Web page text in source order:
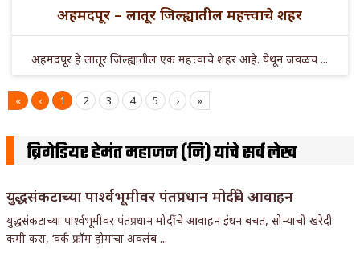
अहमदपूर – लातूर जिल्ह्यातील महत्त्वाचे शहर
अहमदपूर हे लातूर जिल्ह्यातील एक महत्त्वाचे शहर आहे. येथून जवळच ...
« ‹ 1 2 3 4 5 › »
ब्रिगेडियर हेमंत महाजन (नि) यांचे सर्व लेख
युद्धसंकटाच्या पार्श्वभूमीवर पंतप्रधान मोदींचे आवाहन
युद्धसंकटाच्या पार्श्वभूमीवर पंतप्रधान मोदींचे आवाहन इंधन बचत, सोन्याची खरेदी
कमी करा, ‘वर्क फ्रॉम होम’चा अवलंब ...